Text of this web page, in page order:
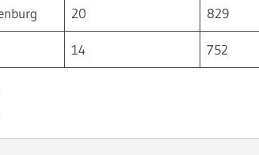
20 829
14 752